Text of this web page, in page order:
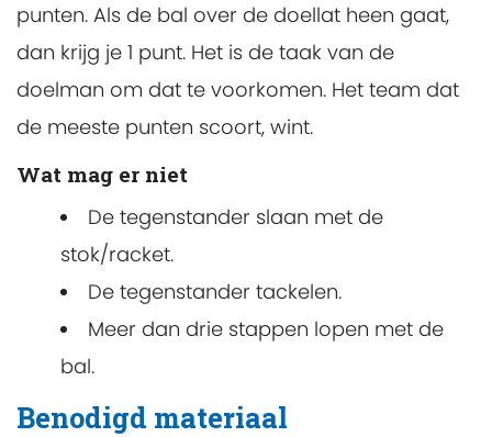
punten. Als de bal over de doellat heen gaat,
dan krijg je 1 punt. Het is de taak van de
doelman om dat te voorkomen. Het team dat
de meeste punten scoort, wint.
Wat mag er niet
De tegenstander slaan met de
stok/racket.
De tegenstander tackelen.
Meer dan drie stappen lopen met de
bal.
Benodigd materiaal